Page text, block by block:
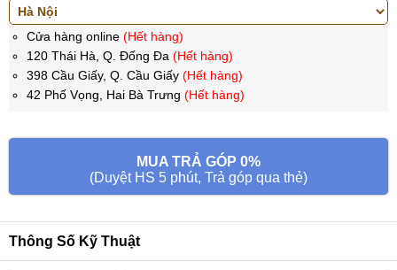
Cửa hàng online (Hết hàng)
120 Thái Hà, Q. Đống Đa (Hết hàng)
398 Cầu Giấy, Q. Cầu Giấy (Hết hàng)
42 Phố Vọng, Hai Bà Trưng (Hết hàng)
MUA TRẢ GÓP 0%
(Duyệt HS 5 phút, Trả góp qua thẻ)
Thông Số Kỹ Thuật